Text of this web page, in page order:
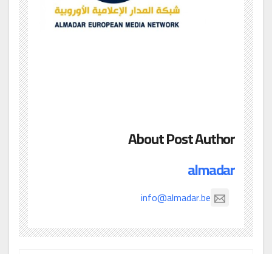
About Post Author
almadar
info@almadar.be